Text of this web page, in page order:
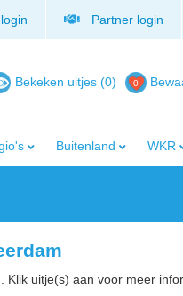
Partner login
Bekeken uitjes (0)
Buitenland WKR
uitje(s) aan voor meer